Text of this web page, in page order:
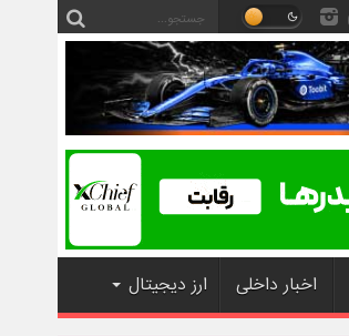
اخبار داخلی ارز دیجیتال